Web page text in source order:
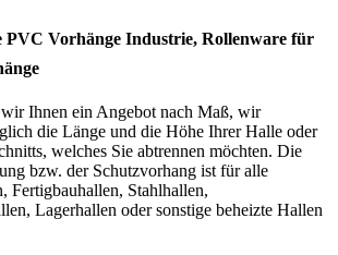
PVC Vorhänge Industrie, Rollenware für
wir Ihnen ein Angebot nach Maß, wir
die Länge und die Höhe Ihrer Halle oder
welches Sie abtrennen möchten. Die
bzw. der Schutzvorhang ist für alle
Fertigbauhallen, Stahlhallen,
Lagerhallen oder sonstige beheizte Hallen